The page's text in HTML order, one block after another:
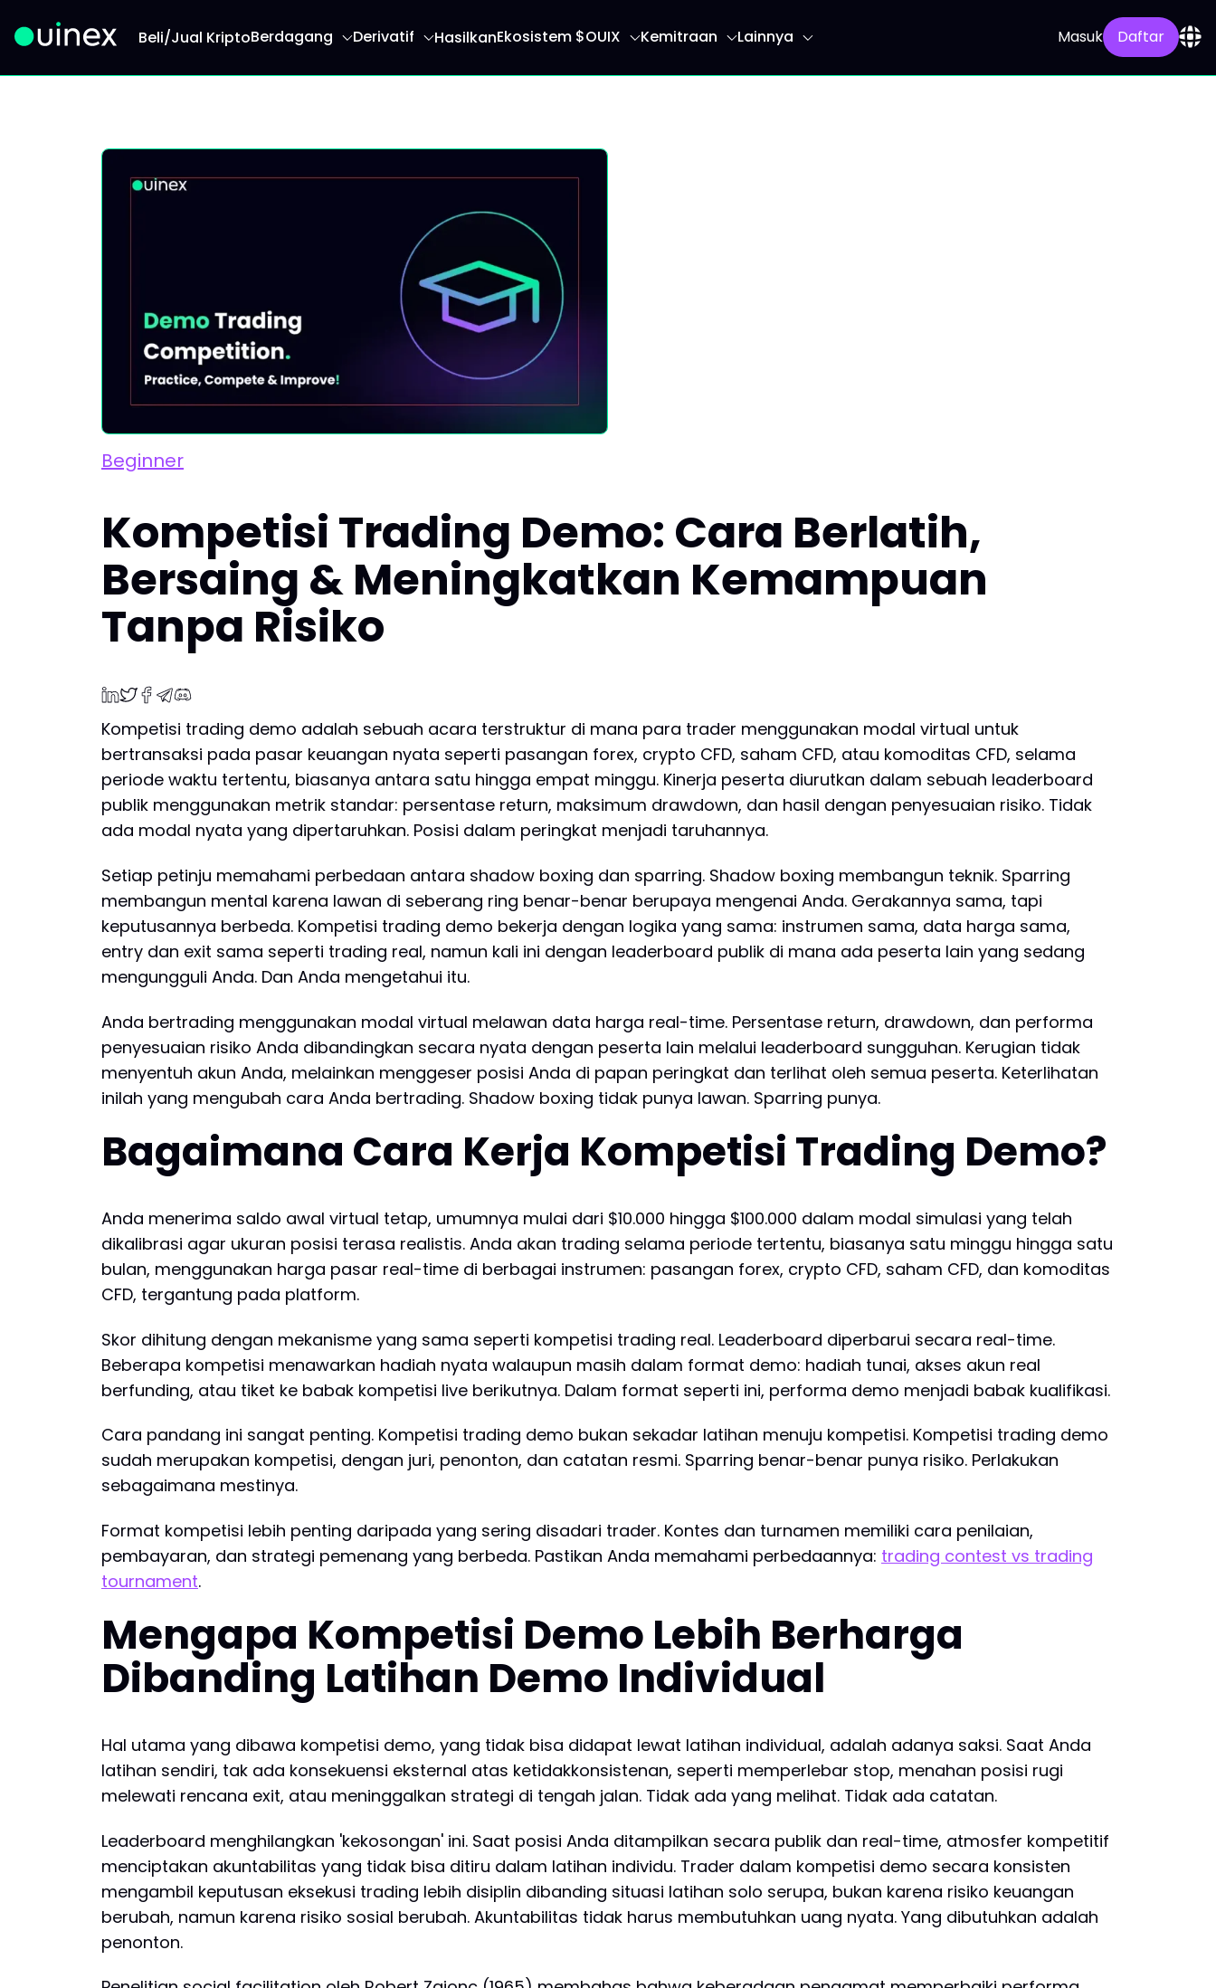
Beli/Jual KriptoBerdagang Derivatif HasilkanEkosistem $OUIX Kemitraan Lainnya Masuk Daftar
Beginner
Kompetisi Trading Demo: Cara Berlatih,
Bersaing & Meningkatkan Kemampuan
Tanpa Risiko
Kompetisi trading demo adalah sebuah acara terstruktur di mana para trader menggunakan modal virtual untuk
bertransaksi pada pasar keuangan nyata seperti pasangan forex, crypto CFD, saham CFD, atau komoditas CFD, selama
periode waktu tertentu, biasanya antara satu hingga empat minggu. Kinerja peserta diurutkan dalam sebuah leaderboard
publik menggunakan metrik standar: persentase return, maksimum drawdown, dan hasil dengan penyesuaian risiko. Tidak
ada modal nyata yang dipertaruhkan. Posisi dalam peringkat menjadi taruhannya.
Setiap petinju memahami perbedaan antara shadow boxing dan sparring. Shadow boxing membangun teknik. Sparring
membangun mental karena lawan di seberang ring benar-benar berupaya mengenai Anda. Gerakannya sama, tapi
keputusannya berbeda. Kompetisi trading demo bekerja dengan logika yang sama: instrumen sama, data harga sama,
entry dan exit sama seperti trading real, namun kali ini dengan leaderboard publik di mana ada peserta lain yang sedang
mengungguli Anda. Dan Anda mengetahui itu.
Anda bertrading menggunakan modal virtual melawan data harga real-time. Persentase return, drawdown, dan performa
penyesuaian risiko Anda dibandingkan secara nyata dengan peserta lain melalui leaderboard sungguhan. Kerugian tidak
menyentuh akun Anda, melainkan menggeser posisi Anda di papan peringkat dan terlihat oleh semua peserta. Keterlihatan
inilah yang mengubah cara Anda bertrading. Shadow boxing tidak punya lawan. Sparring punya.
Bagaimana Cara Kerja Kompetisi Trading Demo?
Anda menerima saldo awal virtual tetap, umumnya mulai dari $10.000 hingga $100.000 dalam modal simulasi yang telah
dikalibrasi agar ukuran posisi terasa realistis. Anda akan trading selama periode tertentu, biasanya satu minggu hingga satu
bulan, menggunakan harga pasar real-time di berbagai instrumen: pasangan forex, crypto CFD, saham CFD, dan komoditas
CFD, tergantung pada platform.
Skor dihitung dengan mekanisme yang sama seperti kompetisi trading real. Leaderboard diperbarui secara real-time.
Beberapa kompetisi menawarkan hadiah nyata walaupun masih dalam format demo: hadiah tunai, akses akun real
berfunding, atau tiket ke babak kompetisi live berikutnya. Dalam format seperti ini, performa demo menjadi babak kualifikasi.
Cara pandang ini sangat penting. Kompetisi trading demo bukan sekadar latihan menuju kompetisi. Kompetisi trading demo
sudah merupakan kompetisi, dengan juri, penonton, dan catatan resmi. Sparring benar-benar punya risiko. Perlakukan
sebagaimana mestinya.
Format kompetisi lebih penting daripada yang sering disadari trader. Kontes dan turnamen memiliki cara penilaian,
pembayaran, dan strategi pemenang yang berbeda. Pastikan Anda memahami perbedaannya: trading contest vs trading
tournament.
Mengapa Kompetisi Demo Lebih Berharga
Dibanding Latihan Demo Individual
Hal utama yang dibawa kompetisi demo, yang tidak bisa didapat lewat latihan individual, adalah adanya saksi. Saat Anda
latihan sendiri, tak ada konsekuensi eksternal atas ketidakkonsistenan, seperti memperlebar stop, menahan posisi rugi
melewati rencana exit, atau meninggalkan strategi di tengah jalan. Tidak ada yang melihat. Tidak ada catatan.
Leaderboard menghilangkan 'kekosongan' ini. Saat posisi Anda ditampilkan secara publik dan real-time, atmosfer kompetitif
menciptakan akuntabilitas yang tidak bisa ditiru dalam latihan individu. Trader dalam kompetisi demo secara konsisten
mengambil keputusan eksekusi trading lebih disiplin dibanding situasi latihan solo serupa, bukan karena risiko keuangan
berubah, namun karena risiko sosial berubah. Akuntabilitas tidak harus membutuhkan uang nyata. Yang dibutuhkan adalah
penonton.